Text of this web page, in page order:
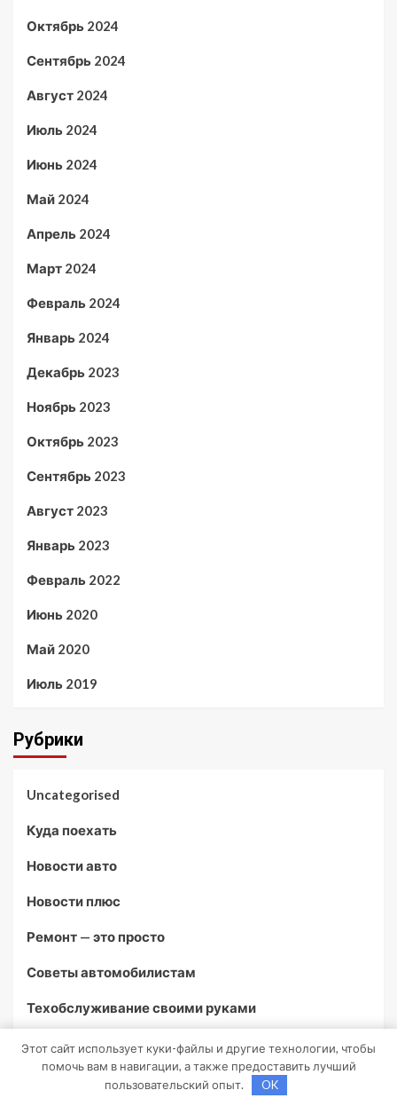
Октябрь 2024
Сентябрь 2024
Август 2024
Июль 2024
Июнь 2024
Май 2024
Апрель 2024
Март 2024
Февраль 2024
Январь 2024
Декабрь 2023
Ноябрь 2023
Октябрь 2023
Сентябрь 2023
Август 2023
Январь 2023
Февраль 2022
Июнь 2020
Май 2020
Июль 2019
Рубрики
Uncategorised
Куда поехать
Новости авто
Новости плюс
Ремонт — это просто
Советы автомобилистам
Техобслуживание своими руками
Возможно, вы пропустили
Этот сайт использует куки-файлы и другие технологии, чтобы
помочь вам в навигации, а также предоставить лучший
пользовательский опыт.
OK